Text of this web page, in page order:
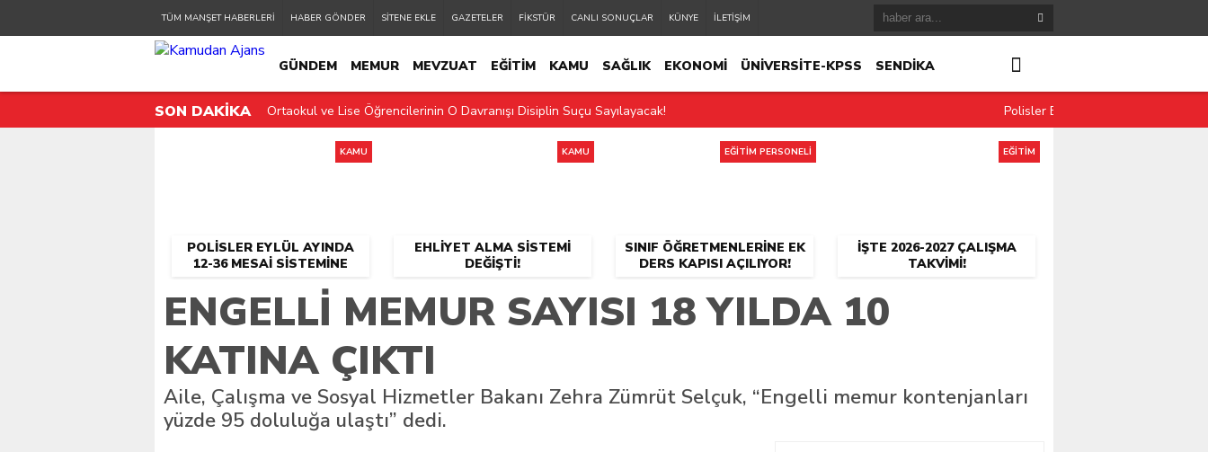
TÜM MANŞET HABERLERİ HABER GÖNDER SİTENE EKLE GAZETELER FİKSTÜR CANLI SONUÇLAR KÜNYE İLETİŞİM
GÜNDEM MEMUR MEVZUAT EĞİTİM KAMU SAĞLIK EKONOMİ ÜNİVERSİTE-KPSS SENDİKA
KAMU PERSONELİ EĞİTİM PERSONELİ 2.MANŞET SON DAKİKA
SON DAKİKA Ortaokul ve Lise Öğrencilerinin O Davranışı Disiplin Suçu Sayılayacak! Polisler Eylül Ayında 12-36 Mesai
POLISLER EYLÜL AYINDA
12-36 MESAI SISTEMINE
KAMU
EHLIYET ALMA SISTEMI
DEĞIŞTI!
KAMU
SINIF ÖĞRETMENLERINE EK
DERS KAPISI AÇILIYOR!
EĞİTİM PERSONELİ
İŞTE 2026-2027 ÇALIŞMA
TAKVIMI!
EĞİTİM
ENGELLI MEMUR SAYISI 18 YILDA 10
KATINA ÇIKTI
Aile, Çalışma ve Sosyal Hizmetler Bakanı Zehra Zümrüt Selçuk, “Engelli memur kontenjanları
yüzde 95 doluluğa ulaştı” dedi.